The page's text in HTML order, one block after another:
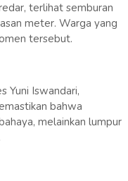
terlihat semburan
meter. Warga yang
tersebut.
Yuni Iswandari,
bahwa
melainkan lumpur